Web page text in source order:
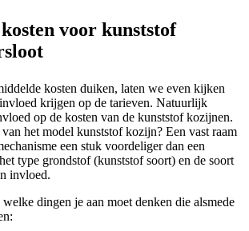
voor kunststof
kosten duiken, laten we even kijken
krijgen op de tarieven. Natuurlijk
op de kosten van de kunststof kozijnen.
het model kunststof kozijn? Een vast raam
een stuk voordeliger dan een
type grondstof (kunststof soort) en de soort
invloed.
dingen je aan moet denken die alsmede